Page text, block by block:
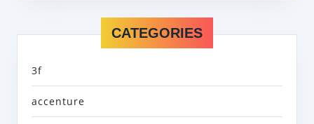
CATEGORIES
3f
accenture